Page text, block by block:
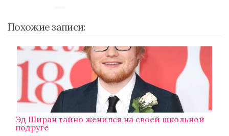
Похожие записи:
Эд Ширан тайно женился на своей школьной
подруге